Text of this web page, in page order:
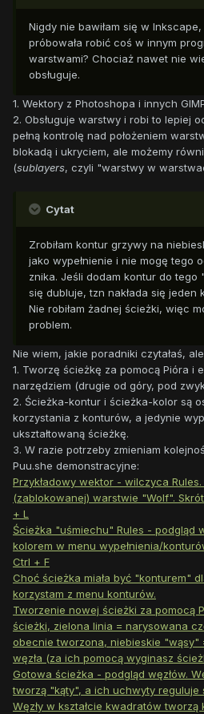
Nigdy nie bawiłam się w
próbowała robić coś w innym
warstwami? Chociaż nawet nie
obsługuje.
1. Wektory z Photoshopa i innych
2. Obsługuje warstwy i robi to lepiej
pełną kontrolę nad położeniem
blokadą i ukryciem, ale możemy
(sublayers, czyli "warstwy w
Cytat
Zrobiłam kontur grzywy na
jako wypełnienie i nie mogę tego
znika. Jeśli dodam kontur do tego
się dubluje, tzn nakłada się jeden
Nie robiłam żadnej ścieżki, więc
problem.
Nie wiem, jakie poradniki czytałaś,
1. Tworzę ścieżkę za pomocą Pióra i
narzędziem (drugie od góry, pod
2. Ścieżka-kontur i ścieżka-kolor są
korzystania z konturów, a jedynie
ukształtowaną ścieżkę.
3. W razie potrzeby zmieniam
Puu.she demonstracyjne:
Przykładowy wektor - wilczyca
(zablokowanej) warstwie "Wolf".
+ L
Ścieżka "uśmiechu" Rules - podgląd
kolorem w menu wypełnienia/
Ctrl + F
Choć ścieżka miała być "konturem"
korzystam z menu konturów.
Tworzenie nowej ścieżki za pomocą
ścieżki, zielona linia = narysowana
obecnie tworzona, niebieskie "wąsy"
węzła (za ich pomocą wyginasz
Gotowa ścieżka - podgląd węzłów.
tworzą "kąty", a ich uchwyty reguluje
Węzły w kształcie kwadratów